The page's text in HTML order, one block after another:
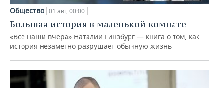
Общество 01 авг, 00:00
Большая история в маленькой комнате
«Все наши вчера» Наталии Гинзбург — книга о том, как
история незаметно разрушает обычную жизнь